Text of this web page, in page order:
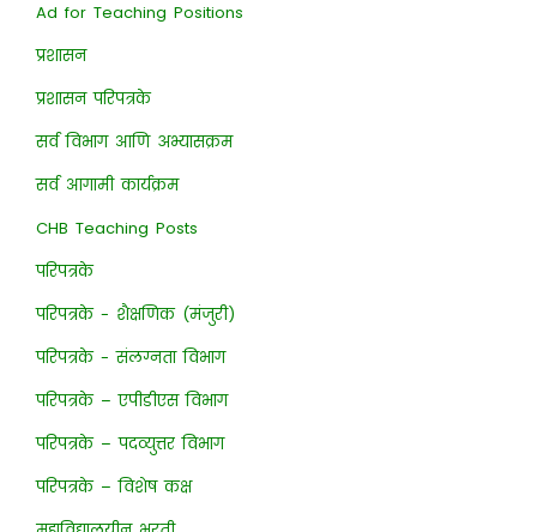
Ad for Teaching Positions
प्रशासन
प्रशासन परिपत्रके
सर्व विभाग आणि अभ्यासक्रम
सर्व आगामी कार्यक्रम
CHB Teaching Posts
परिपत्रके
परिपत्रके - शैक्षणिक (मंजुरी)
परिपत्रके - संलग्नता विभाग
परिपत्रके – एपीडीएस विभाग
परिपत्रके – पदव्युत्तर विभाग
परिपत्रके – विशेष कक्ष